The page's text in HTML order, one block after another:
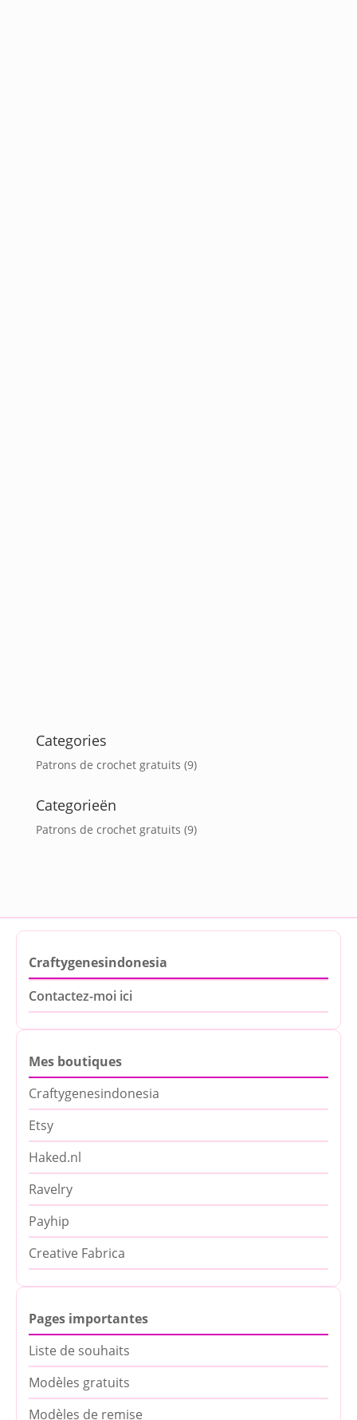
Categories
Patrons de crochet gratuits (9)
Categorieën
Patrons de crochet gratuits (9)
Craftygenesindonesia
Contactez-moi ici
Mes boutiques
Craftygenesindonesia
Etsy
Haked.nl
Ravelry
Payhip
Creative Fabrica
Pages importantes
Liste de souhaits
Modèles gratuits
Modèles de remise